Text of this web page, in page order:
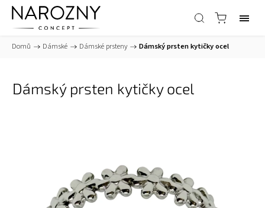
Domů / Dámské / Dámské prsteny / Dámský prsten kytičky ocel
Dámský prsten kytičky ocel